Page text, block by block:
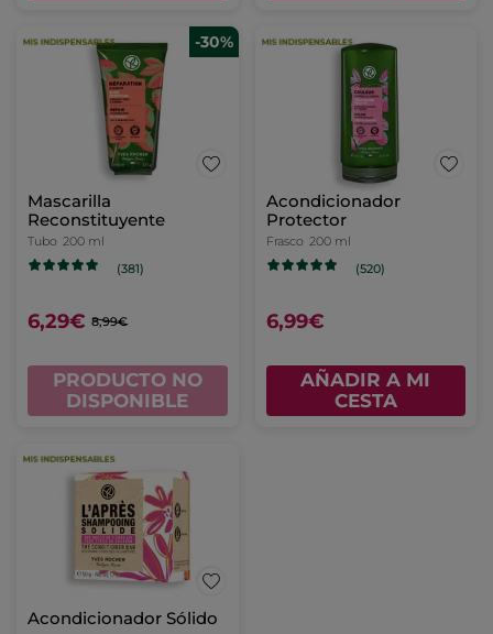
-30%
Mascarilla
Reconstituyente
Tubo 200 ml
(381)
6,29€ 8,99€
PRODUCTO NO
DISPONIBLE
Acondicionador
Protector
Frasco 200 ml
(520)
6,99€
AÑADIR A MI
CESTA
Acondicionador Sólido